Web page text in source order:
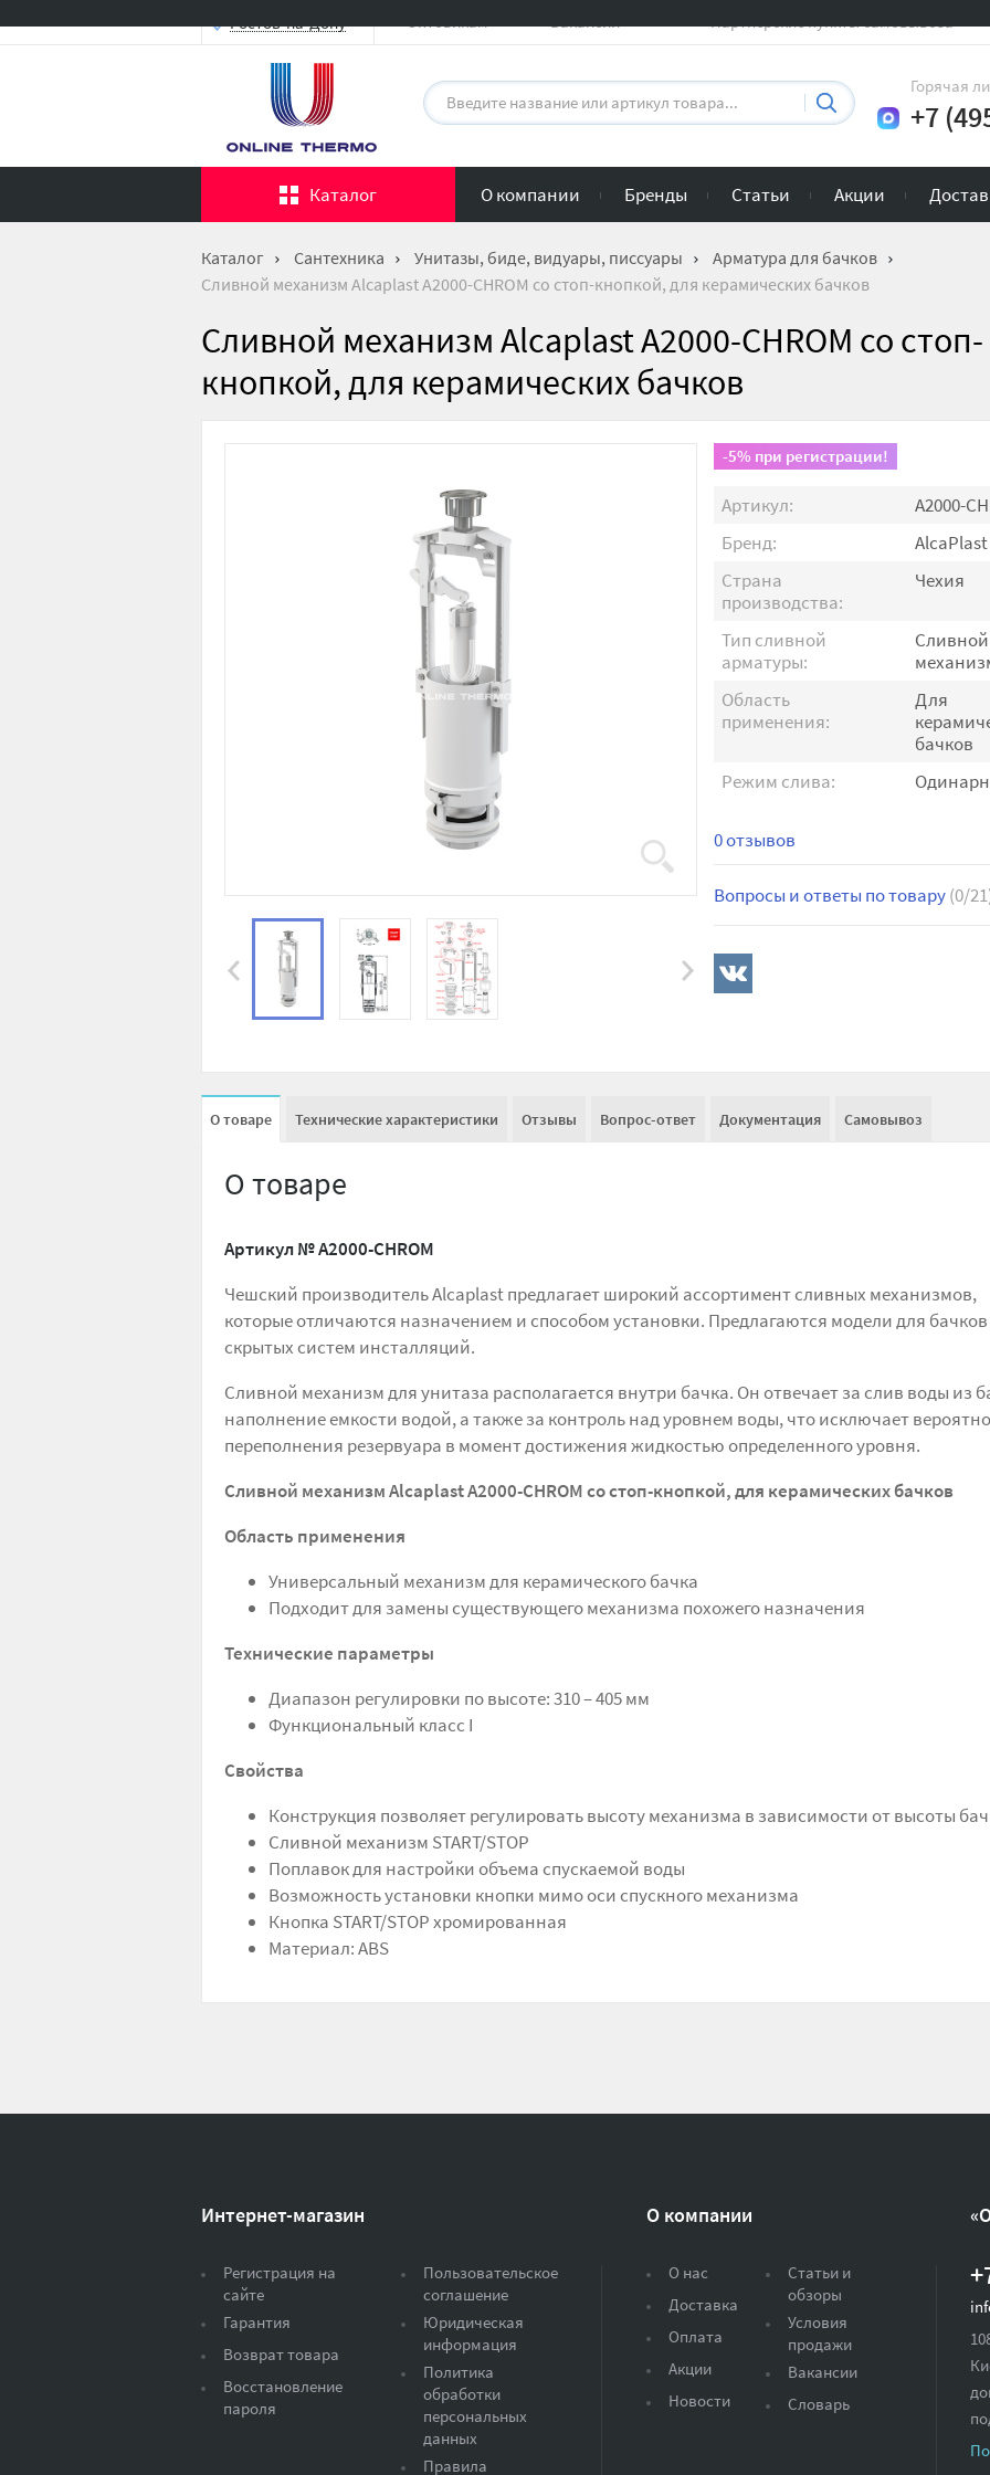
Ростов-на-Дону Оптовикам Вакансии Партнерские пункты самовывоза
Горячая
+7
Каталог О компании Бренды Статьи Акции
Каталог Сантехника Унитазы, биде, видуары, писсуары
Арматура для бачков
Сливной механизм Alcaplast A2000-CHROM со стоп-кнопкой, для керамических бачков
Сливной механизм Alcaplast A2000-CHROM со стоп-
кнопкой, для керамических бачков
-5% при регистрации!
Артикул:
A2000-
Бренд:
AlcaPlast
Страна
производства:
Чехия
Тип сливной
арматуры:
Сливной
Область
применения:
Для
бачков
Режим слива:
0 отзывов
Вопросы и ответы по товару(0/
О товаре Технические характеристики Отзывы Вопрос-ответ Документация Самовывоз
О товаре
Артикул №A2000-CHROM
Чешский производитель Alcaplast предлагает широкий ассортимент сливных механизмов,
которые отличаются назначением и способом установки. Предлагаются модели для
скрытых систем инсталляций.
Сливной механизм для унитаза располагается внутри бачка. Он отвечает за слив воды из
наполнение емкости водой, а также за контроль над уровнем воды, что исключает
переполнения резервуара в момент достижения жидкостью определенного уровня.
Сливной механизм Alcaplast A2000-CHROM со стоп-кнопкой, для керамических бачков
Область применения
Универсальный механизм для керамического бачка
Подходит для замены существующего механизма похожего назначения
Технические параметры
Диапазон регулировки по высоте: 310 – 405 мм
Функциональный класс I
Свойства
Конструкция позволяет регулировать высоту механизма в зависимости от высоты
Сливной механизм START/STOP
Поплавок для настройки объема спускаемой воды
Возможность установки кнопки мимо оси спускного механизма
Кнопка START/STOP хромированная
Материал: ABS
Интернет-магазин
Регистрация на
сайте
Гарантия
Возврат товара
Восстановление
пароля
Пользовательское
соглашение
Юридическая
информация
Политика
обработки
персональных
данных
Правила
О компании
О нас
Доставка
Оплата
Акции
Новости
Статьи и
обзоры
Условия
продажи
Вакансии
Словарь